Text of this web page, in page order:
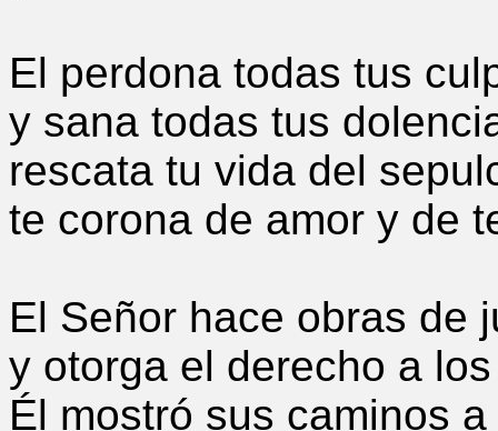
El perdona todas tus
y sana todas tus
rescata tu vida del
te corona de amor y de
El Señor hace obras de
y otorga el derecho a
Él mostró sus caminos